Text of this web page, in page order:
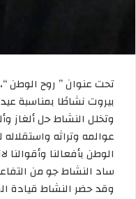
تحت عنوان ” روح الوطن
بيروت نشاطًا بمناسبة
وتخلل النشاط حل ألغاز
عوالمه وتراثه
الوطن بأفعالنا وأقوالنا
ساد النشاط جو من
وقد حضر النشاط قيادة